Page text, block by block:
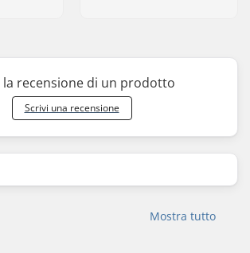
la recensione di un prodotto
Scrivi una recensione
Mostra tutto